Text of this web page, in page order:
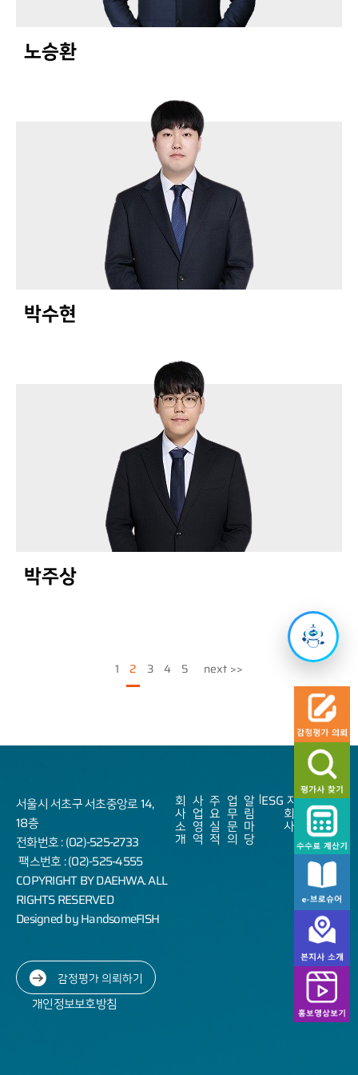
노승환
박수현
박주상
1 2 3 4 5 next >>
서울시 서초구 서초중앙로 14,
18층
전화번호 : (02)-525-2733
팩스번호 : (02)-525-4555
COPYRIGHT BY DAEHWA. ALL
RIGHTS RESERVED
Designed by HandsomeFISH
감정평가 의뢰하기
개인정보보호방침
회
사
소
개
사
업
영
역
주
요
실
적
업
무
문
의
알
림
마
당
ESG 자
회
사
Sitemap